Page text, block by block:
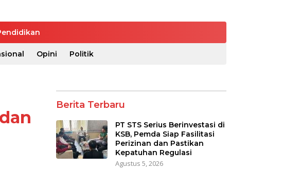
Opini Politik
Berita Terbaru
PT STS Serius Berinvestasi di
KSB, Pemda Siap Fasilitasi
Perizinan dan Pastikan
Kepatuhan Regulasi
Agustus 5, 2026